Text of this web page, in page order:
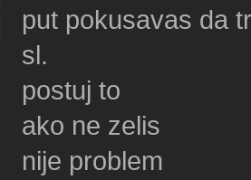
put pokusavas da
sl.
postuj to
ako ne zelis
nije problem